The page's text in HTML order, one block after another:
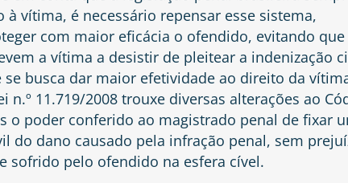
vítima, é necessário repensar esse sistema,
com maior eficácia o ofendido, evitando que
a vítima a desistir de pleitear a indenização
busca dar maior efetividade ao direito da
n.º 11.719/2008 trouxe diversas alterações ao
o poder conferido ao magistrado penal de fixar
do dano causado pela infração penal, sem
sofrido pelo ofendido na esfera cível.